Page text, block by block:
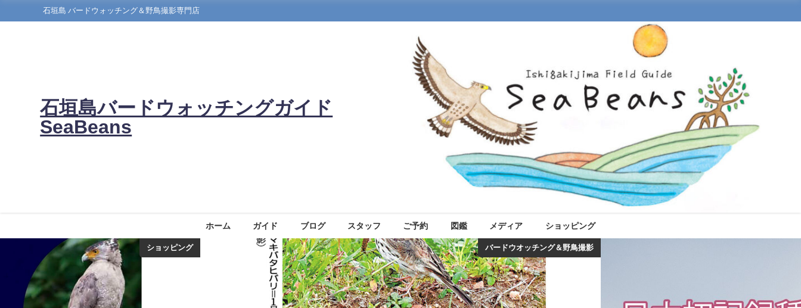
石垣島 バードウォッチング＆野鳥撮影専門店
石垣島バードウォッチングガイド
SeaBeans
ホーム ガイド ブログ スタッフ ご予約 図鑑 メディア ショッピング
ショッピング バードウオッチング＆野鳥撮影